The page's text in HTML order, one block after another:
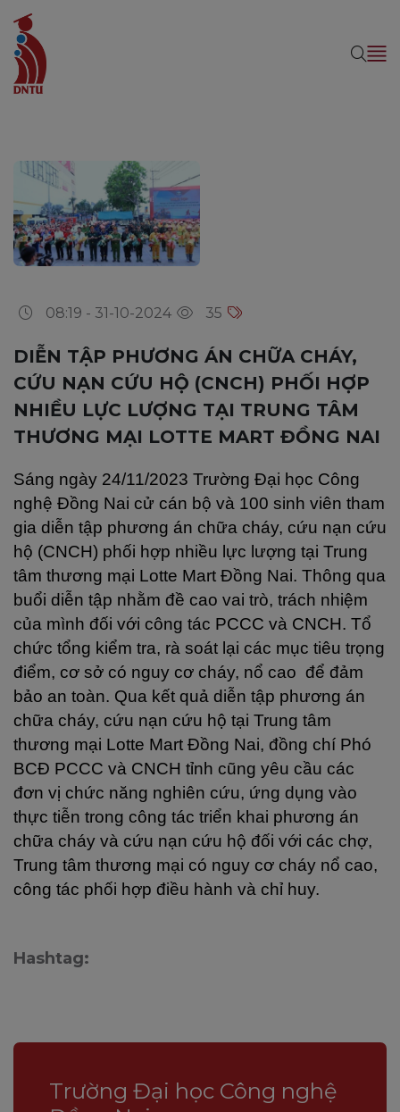
08:19 - 31-10-2024 35
DIỄN TẬP PHƯƠNG ÁN CHỮA CHÁY,
CỨU NẠN CỨU HỘ (CNCH) PHỐI HỢP
NHIỀU LỰC LƯỢNG TẠI TRUNG TÂM
THƯƠNG MẠI LOTTE MART ĐỒNG NAI
Sáng ngày 24/11/2023 Trường Đại học Công
nghệ Đồng Nai cử cán bộ và 100 sinh viên tham
gia diễn tập phương án chữa cháy, cứu nạn cứu
hộ (CNCH) phối hợp nhiều lực lượng tại Trung
tâm thương mại Lotte Mart Đồng Nai. Thông qua
buổi diễn tập nhằm đề cao vai trò, trách nhiệm
của mình đối với công tác PCCC và CNCH. Tổ
chức tổng kiểm tra, rà soát lại các mục tiêu trọng
điểm, cơ sở có nguy cơ cháy, nổ cao để đảm
bảo an toàn. Qua kết quả diễn tập phương án
chữa cháy, cứu nạn cứu hộ tại Trung tâm
thương mại Lotte Mart Đồng Nai, đồng chí Phó
BCĐ PCCC và CNCH tỉnh cũng yêu cầu các
đơn vị chức năng nghiên cứu, ứng dụng vào
thực tiễn trong công tác triển khai phương án
chữa cháy và cứu nạn cứu hộ đối với các chợ,
Trung tâm thương mại có nguy cơ cháy nổ cao,
công tác phối hợp điều hành và chỉ huy.
Hashtag:
Trường Đại học Công nghệ